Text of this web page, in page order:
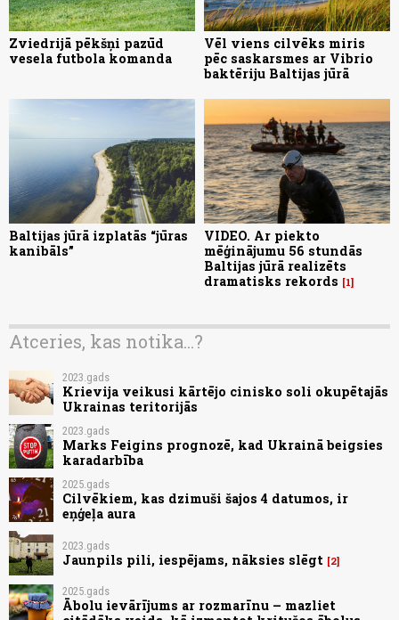
Zviedrijā pēkšņi pazūd
vesela futbola komanda
Vēl viens cilvēks miris
pēc saskarsmes ar Vibrio
baktēriju Baltijas jūrā
Baltijas jūrā izplatās “jūras
kanibāls”
VIDEO. Ar piekto
mēģinājumu 56 stundās
Baltijas jūrā realizēts
dramatisks rekords
1
Atceries, kas notika...?
2023.gads
Krievija veikusi kārtējo cinisko soli okupētajās
Ukrainas teritorijās
2023.gads
Marks Feigins prognozē, kad Ukrainā beigsies
karadarbība
2025.gads
Cilvēkiem, kas dzimuši šajos 4 datumos, ir
eņģeļa aura
2023.gads
Jaunpils pili, iespējams, nāksies slēgt 2
2025.gads
Ābolu ievārījums ar rozmarīnu – mazliet